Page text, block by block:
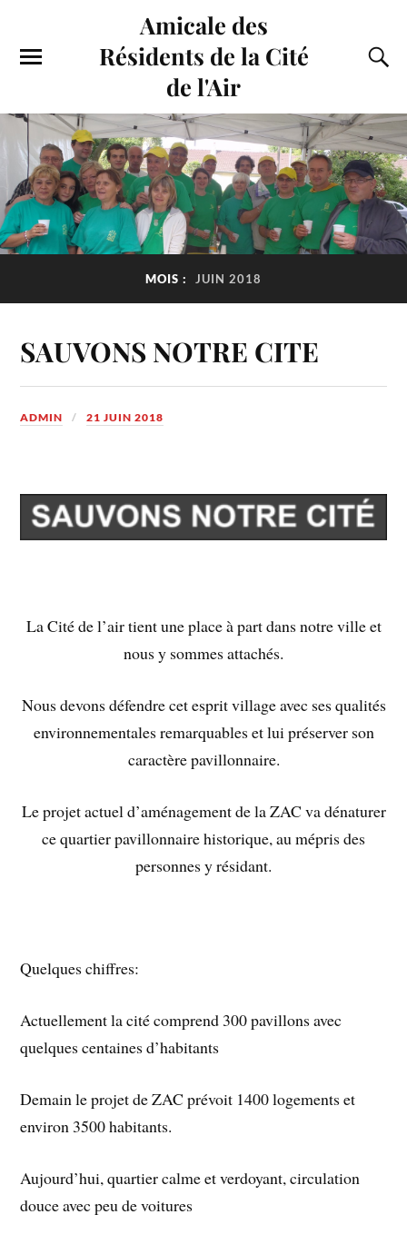
Amicale des
Résidents de la Cité
de l'Air
MOIS : JUIN 2018
SAUVONS NOTRE CITE
ADMIN 21 JUIN 2018
La Cité de l’air tient une place à part dans notre ville et
nous y sommes attachés.
Nous devons défendre cet esprit village avec ses qualités
environnementales remarquables et lui préserver son
caractère pavillonnaire.
Le projet actuel d’aménagement de la ZAC va dénaturer
ce quartier pavillonnaire historique, au mépris des
personnes y résidant.
Quelques chiffres:
Actuellement la cité comprend 300 pavillons avec
quelques centaines d’habitants
Demain le projet de ZAC prévoit 1400 logements et
environ 3500 habitants.
Aujourd’hui, quartier calme et verdoyant, circulation
douce avec peu de voitures